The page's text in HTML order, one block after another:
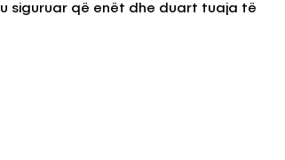
siguruar që enët dhe duart tuaja të